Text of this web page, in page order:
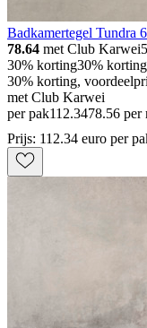
Badkamertegel Tundra
78.64 met Club Karwei
30% korting30% korting
30% korting,
met Club Karwei
per pak112.3478.56 per
Prijs: 112.34 euro per